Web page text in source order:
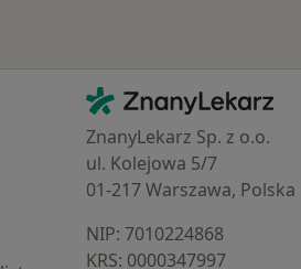
Kontakt
ZnanyLekarz - Strona główna
ZnanyLekarz Sp. z o.o.
ul. Kolejowa 5/7
01-217 Warszawa, Polska
NIP: ⁠7010224868
KRS: ⁠0000347997